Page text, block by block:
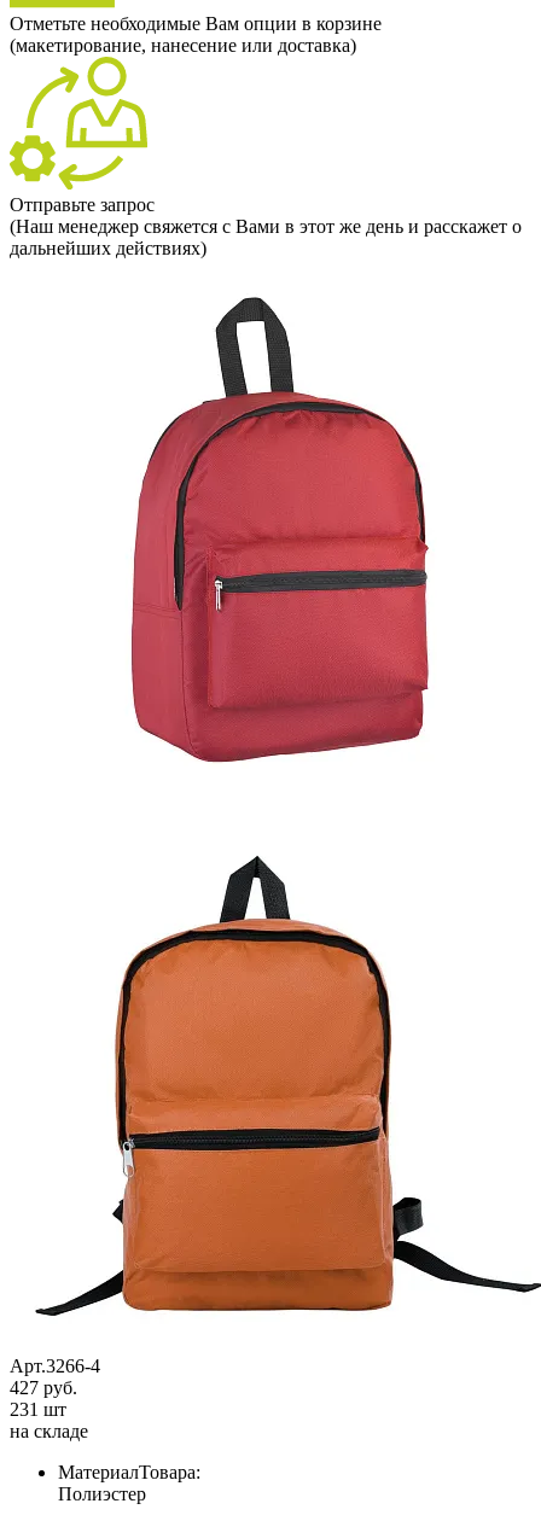
Отметьте необходимые Вам опции в корзине
(макетирование, нанесение или доставка)
Отправьте запрос
(Наш менеджер свяжется с Вами в этот же день и расскажет о
дальнейших действиях)
Арт.3266-4
427 руб.
231 шт
на складе
МатериалТовара:
Полиэстер